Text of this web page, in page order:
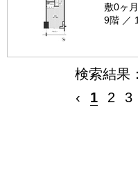
敷0ヶ
9階 ／
検索結果：
‹
1 2 3